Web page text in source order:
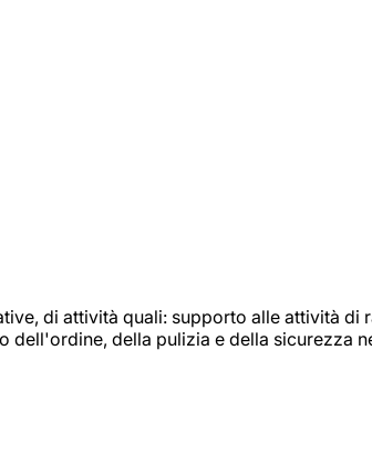
di attività quali: supporto alle attività
della pulizia e della sicurezza